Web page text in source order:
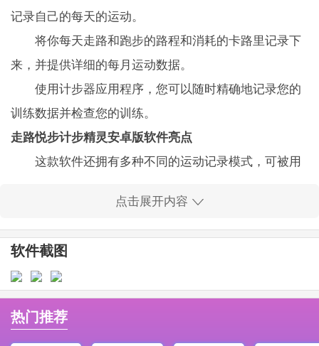
记录自己的每天的运动。
将你每天走路和跑步的路程和消耗的卡路里记录下
来，并提供详细的每月运动数据。
使用计步器应用程序，您可以随时精确地记录您的
训练数据并检查您的训练。
走路悦步计步精灵安卓版软件亮点
这款软件还拥有多种不同的运动记录模式，可被用
每天的训练数据都将提供以供查看，并且可以与以
前的训练数据进行比较以进行训练调整。
它可以通过提供计数服务来帮助热爱运动的人。大
量运动对我们的健康有益，因此您应注意这一点。
走路悦步计步精灵安卓版
无论使用哪种训练方法，都可以精确记录下来，并
点击展开内容
软件截图
热门推荐